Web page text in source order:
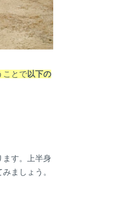
ことで以下の
ます。上半身
ましょう。